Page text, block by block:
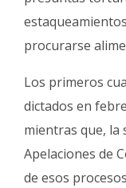
procurarse
Los primeros
dictados en
mientras que, la
Apelaciones de
de esos